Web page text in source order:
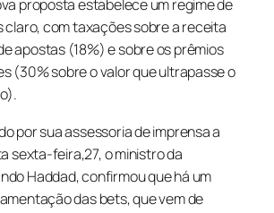
proposta estabelece um regime de
com taxações sobre a receita
apostas (18%) e sobre os prêmios
(30% sobre o valor que ultrapasse o
por sua assessoria de imprensa a
sexta-feira,27, o ministro da
Haddad, confirmou que há um
dasbets, que vem de